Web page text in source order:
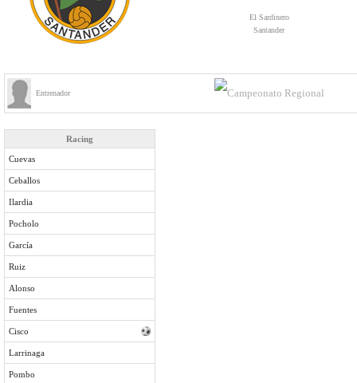
El Sardinero
Santander
Entrenador
Racing
Cuevas
Ceballos
Ilardia
Pocholo
García
Ruiz
Alonso
Fuentes
Cisco
Larrinaga
Pombo